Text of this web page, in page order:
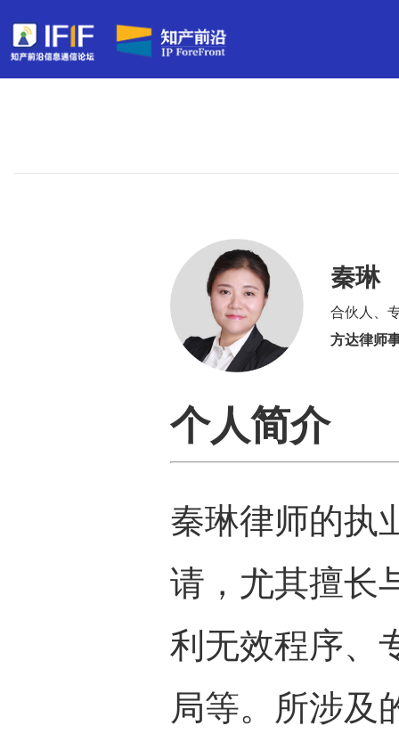
秦琳
合伙人、
方达律师
个人简介
秦琳律师的执
请，尤其擅长
利无效程序、
局等。所涉及